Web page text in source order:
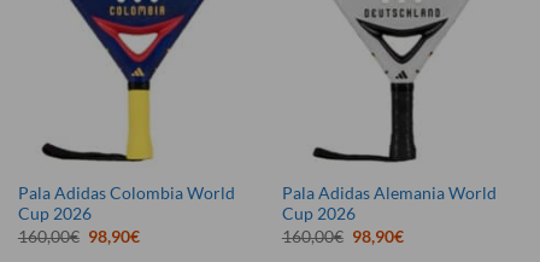
Pala Adidas Colombia World
Cup 2026
160,00€ El
precio
98,90€El
Pala Adidas Alemania World
Cup 2026
160,00€ El
precio
98,90€El